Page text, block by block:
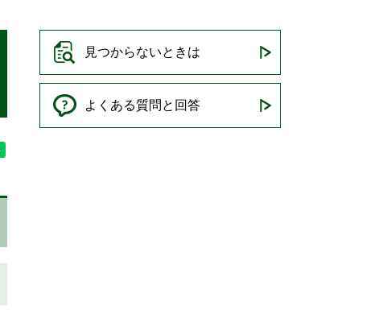
見つからないときは
よくある質問と回答